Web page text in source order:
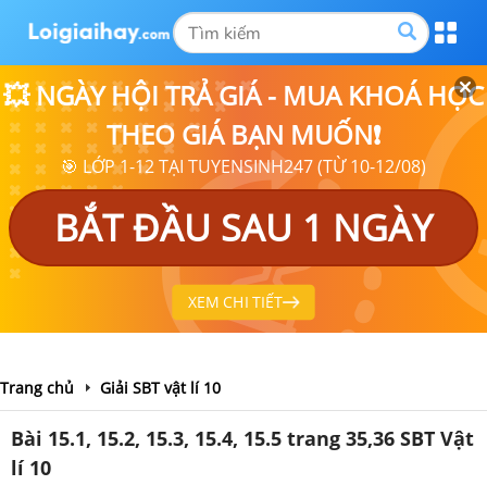
💥 NGÀY HỘI TRẢ GIÁ - MUA KHOÁ HỌC
THEO GIÁ BẠN MUỐN❗
🎯 LỚP 1-12 TẠI TUYENSINH247 (TỪ 10-12/08)
BẮT ĐẦU SAU 1 NGÀY
XEM CHI TIẾT
Trang chủ Giải SBT vật lí 10
Bài 15.1, 15.2, 15.3, 15.4, 15.5 trang 35,36 SBT Vật
lí 10